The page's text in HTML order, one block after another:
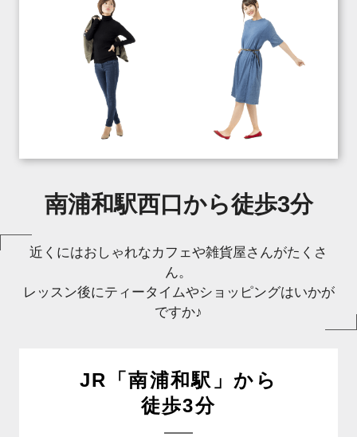
南浦和駅西口から徒歩3分
近くにはおしゃれなカフェや雑貨屋さんがたくさ
ん。
レッスン後にティータイムやショッピングはいかが
ですか♪
JR「南浦和駅」から
徒歩3分